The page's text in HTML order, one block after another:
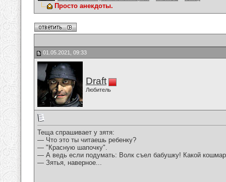
Просто анекдоты.
01.05.2021, 09:33
Draft
Любитель
Теща спрашивает у зятя:
— Что это ты читаешь ребенку?
— "Красную шапочку".
— А ведь если подумать: Волк съел бабушку! Какой
— Зятья, наверное...